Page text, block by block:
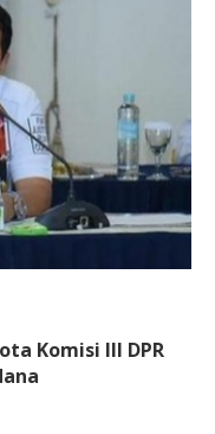
Komisi III DPR